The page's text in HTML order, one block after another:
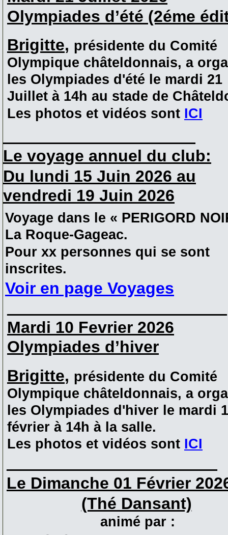
Olympiades d’été (2éme
Brigitte, présidente du Comité
Olympique châteldonnais, a
les Olympiades d'été le mardi 21
Juillet à 14h au stade de
Les photos et vidéos sont ICI
Le voyage annuel du club:
Du lundi 15 Juin 2026 au
vendredi 19 Juin 2026
Voyage dans le « PERIGORD
La Roque-Gageac.
Pour xx personnes qui se sont
inscrites.
Voir en page Voyages
Mardi 10 Fevrier 2026
Olympiades d’hiver
Brigitte, présidente du Comité
Olympique châteldonnais, a
les Olympiades d'hiver le mardi
février à 14h à la salle.
Les photos et vidéos sont ICI
Le Dimanche 01 Février
(Thé Dansant)
animé par :